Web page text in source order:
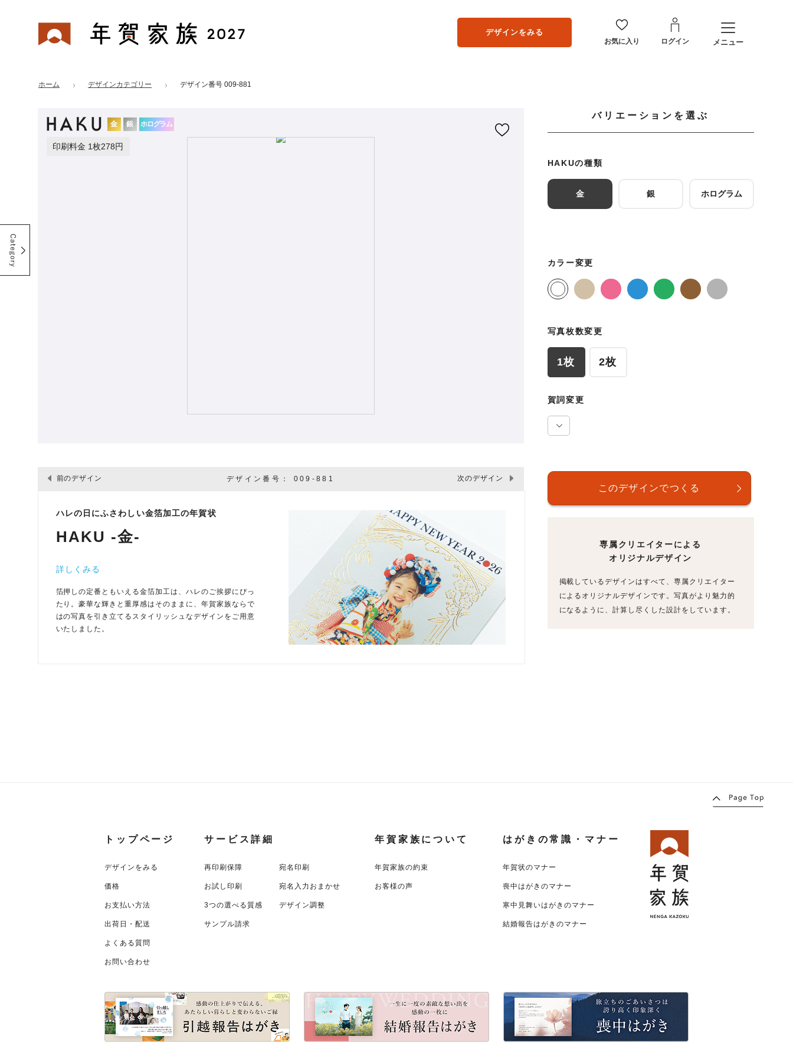
年賀家族 2027 デザインをみる
お気に入り ログイン メニュー
ホーム デザインカテゴリー デザイン番号 009-881
金 銀 ホログラム
印刷料金 1枚278円
デザイン番号： 009-881
前のデザイン 次のデザイン
ハレの日にふさわしい金箔加工の年賀状
HAKU -金-
詳しくみる
箔押しの定番ともいえる金箔加工は、ハレのご挨拶にぴっ
たり。豪華な輝きと重厚感はそのままに、年賀家族ならで
はの写真を引き立てるスタイリッシュなデザインをご用意
いたしました。
バリエーションを選ぶ
HAKUの種類
金 銀 ホログラム
カラー変更
写真枚数変更
1枚 2枚
賀詞変更
専属クリエイターによる
オリジナルデザイン
掲載しているデザインはすべて、専属クリエイター
によるオリジナルデザインです。写真がより魅力的
になるように、計算し尽くした設計をしています。
トップページ
デザインをみる
価格
お支払い方法
出荷日・配送
よくある質問
お問い合わせ
サービス詳細
再印刷保障 宛名印刷
お試し印刷 宛名入力おまかせ
3つの選べる質感 デザイン調整
サンプル請求
年賀家族について
年賀家族の約束
お客様の声
はがきの常識・マナー
年賀状のマナー
喪中はがきのマナー
寒中見舞いはがきのマナー
結婚報告はがきのマナー